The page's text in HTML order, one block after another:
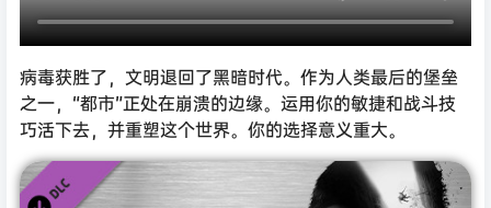
病毒获胜了，文明退回了黑暗时代。作为人类最后的堡垒
之一，“都市”正处在崩溃的边缘。运用你的敏捷和战斗技
巧活下去，并重塑这个世界。你的选择意义重大。